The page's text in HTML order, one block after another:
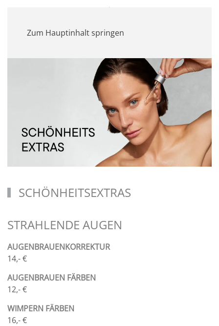
Zum Hauptinhalt springen
SCHÖNHEITSEXTRAS
STRAHLENDE AUGEN
AUGENBRAUENKORREKTUR
14,- €
AUGENBRAUEN FÄRBEN
12,- €
WIMPERN FÄRBEN
16,- €